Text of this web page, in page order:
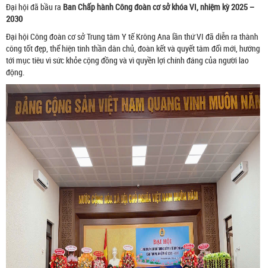
Đại hội đã bầu ra Ban Chấp hành Công đoàn cơ sở khóa VI, nhiệm kỳ 2025 –
2030
Đại hội Công đoàn cơ sở Trung tâm Y tế Krông Ana lần thứ VI đã diễn ra thành
công tốt đẹp, thể hiện tinh thần dân chủ, đoàn kết và quyết tâm đổi mới, hướng
tới mục tiêu vì sức khỏe cộng đồng và vì quyền lợi chính đáng của người lao
động.